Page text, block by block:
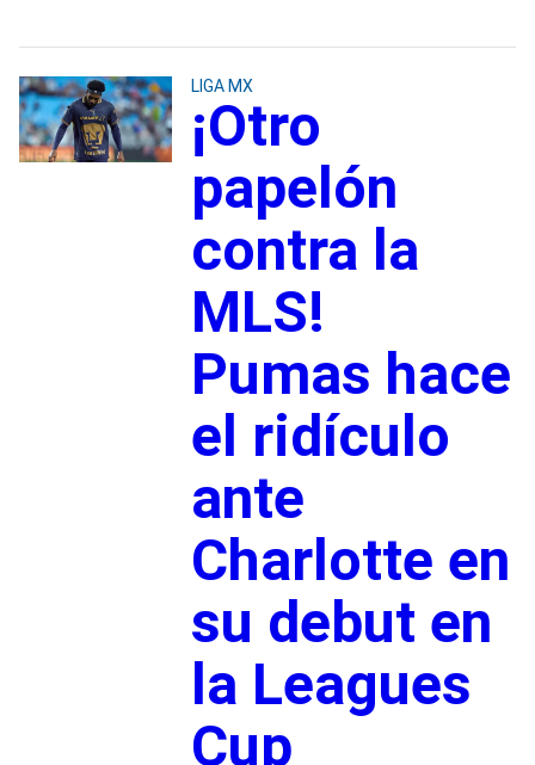
LIGA MX
¡Otro
papelón
contra la
MLS!
Pumas hace
el ridículo
ante
Charlotte en
su debut en
la Leagues
Cup